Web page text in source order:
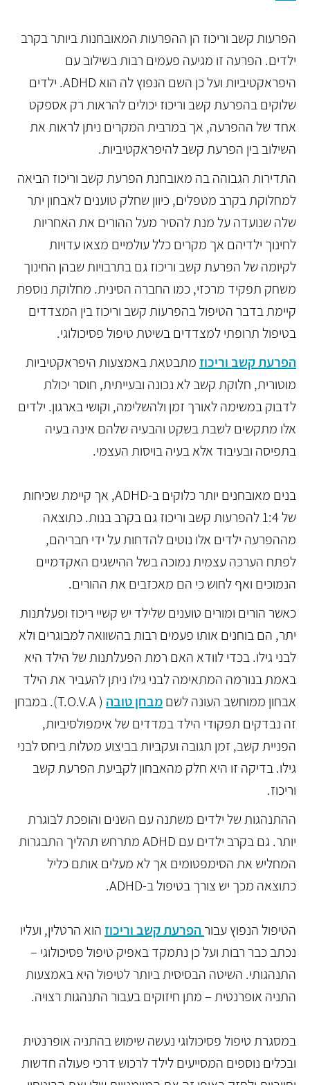
הפרעות קשב וריכוז הן ההפרעות המאובחנות ביותר בקרב
ילדים. הפרעה זו מגיעה פעמים רבות בשילוב עם
היפראקטיביות ועל כן השם הנפוץ לה הוא ADHD. ילדים
שלוקים בהפרעת קשב וריכוז יכולים להראות רק אספקט
אחד של ההפרעה, אך במרבית המקרים ניתן לראות את
השילוב בין הפרעת קשב להיפראקטיביות.
התדירות הגבוהה בה מאובחנת הפרעת קשב וריכוז הביאה
למחלוקת בקרב מטפלים, כיוון שחלק טוענים לאבחון יתר
שלה שנועדה על מנת להסיר מעל ההורים את האחריות
לחינוך ילדיהם אך מקרים כלל עולמיים מצאו עדויות
לקיומה של הפרעת קשב וריכוז גם בתרבויות שבהן החינוך
משחק תפקיד מרכזי, כמו החברה הסינית. מחלוקת נוספת
קיימת בדבר הטיפול בהפרעות קשב וריכוז בין המצדדים
בטיפול תרופתי למצדדים בשיטת טיפול פסיכולוגי.
הפרעת קשב וריכוז מתבטאת באמצעות היפראקטיביות
מוטורית, חלוקת קשב לא נכונה ובעייתית, חוסר יכולת
לדבוק במשימה לאורך זמן ולהשלימה, וקושי בארגון. ילדים
אלו מתקשים לשבת בשקט והבעיה שלהם אינה בעיה
בתפיסה ובעיבוד אלא בעיה בויסות העצמי.
בנים מאובחנים יותר כלוקים ב-ADHD, אך קיימת שכיחות
של 1:4 להפרעות קשב וריכוז גם בקרב בנות. כתוצאה
מההפרעה ילדים אלו נוטים להדחות על ידי חבריהם,
לפתח הערכה עצמית נמוכה בשל ההישגים האקדמיים
הנמוכים ואף לחוש כי הם מאכזבים את ההורים.
כאשר הורים ומורים טוענים שלילד יש קשיי ריכוז ופעלתנות
יתר, הם בוחנים אותו פעמים רבות בהשוואה למבוגרים ולא
לבני גילו. בכדי לוודא האם רמת הפעלתנות של הילד היא
באמת בנורמה המתאימה לבני גילו ניתן להעביר את הילד
אבחון ממוחשב העונה לשםמבחן טובה
( T.O.V.A). במבחן
זה נבדקים תפקודי הילד במדדים של אימפולסיביות,
הפניית קשב, זמן תגובה ועקביות בביצוע מטלות ביחס לבני
גילו. בדיקה זו היא חלק מהאבחון לקביעת הפרעת קשב
וריכוז.
ההתנהגות של ילדים משתנה עם השנים והופכת לבוגרת
יותר. גם בקרב ילדים עם ADHD מתרחש תהליך התבגרות
המחליש את הסימפטומים אך לא מעלים אותם כליל
כתוצאה מכך יש צורך בטיפול ב-ADHD.
הטיפול הנפוץ עבור הפרעת קשב וריכוז הוא הרטלין, ועליו
נכתב כבר רבות ועל כן נתמקד באפיק טיפול פסיכולוגי –
התנהגותי. השיטה הבסיסית ביותר לטיפול היא באמצעות
התניה אופרנטית – מתן חיזוקים בעבור התנהגות רצויה.
במסגרת טיפול פסיכולוגי נעשה שימוש בהתניה אופרנטית
ובכלים נוספים המסייעים לילד לרכוש דרכי פעולה חדשות